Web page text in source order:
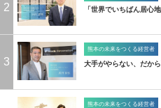
2 「世界でいちばん居心
3
熊本の未来をつくる経営者
大手がやらない、だか
熊本の未来をつくる経営者